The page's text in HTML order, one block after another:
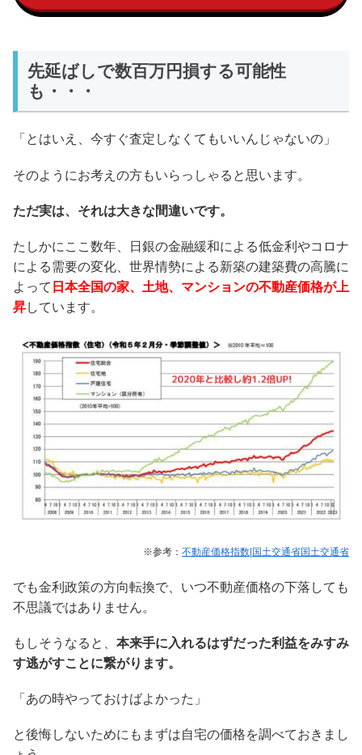
先延ばしで数百万円損する可能性
も・・・
「とはいえ、今すぐ査定しなくてもいいんじゃないの」
そのようにお考えの方もいらっしゃると思います。
ただ実は、それは大きな間違いです。
たしかにここ数年、日銀の金融緩和による低金利やコロナ
による需要の変化、世界情勢による新築の建築費の高騰に
よって 日本全国の家、土地、マンションの不動産価格が上
昇しています。
※参考： 不動産価格指数|国土交通省国土交通省
でも金利政策の方向転換で、いつ不動産価格の下落しても
不思議ではありません。
もしそうなると、 本来手に入れるはずだった利益をみすみ
す逃がすことに繋がります。
「あの時やっておけばよかった」
と後悔しないためにもまずは自宅の価格を調べておきまし